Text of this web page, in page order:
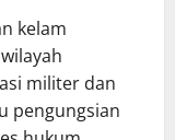
kelam
militer dan
pengungsian